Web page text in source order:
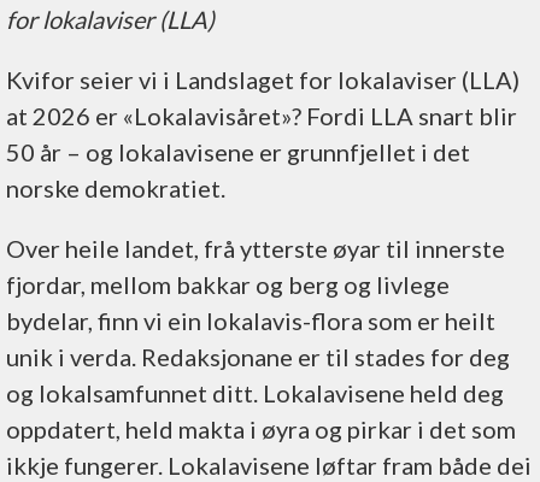
for lokalaviser (LLA)
Kvifor seier vi i Landslaget for lokalaviser (LLA)
at 2026 er «Lokalavisåret»? Fordi LLA snart blir
50 år – og lokalavisene er grunnfjellet i det
norske demokratiet.
Over heile landet, frå ytterste øyar til innerste
fjordar, mellom bakkar og berg og livlege
bydelar, finn vi ein lokalavis-flora som er heilt
unik i verda. Redaksjonane er til stades for deg
og lokalsamfunnet ditt. Lokalavisene held deg
oppdatert, held makta i øyra og pirkar i det som
ikkje fungerer. Lokalavisene løftar fram både dei